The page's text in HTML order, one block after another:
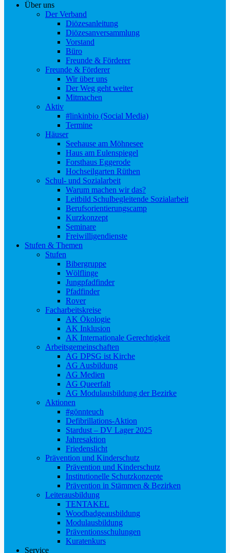
Über uns
Der Verband
Diözesanleitung
Diözesanversammlung
Vorstand
Büro
Freunde & Förderer
Freunde & Förderer
Wir über uns
Der Weg geht weiter
Mitmachen
Aktiv
#linkinbio (Social Media)
Termine
Häuser
Seehause am Möhnesee
Haus am Eulenspiegel
Forsthaus Eggerode
Hochseilgarten Rüthen
Schul- und Sozialarbeit
Warum machen wir das?
Leitbild Schulbegleitende Sozialarbeit
Berufsorientierungscamp
Kurzkonzept
Seminare
Freiwilligendienste
Stufen & Themen
Stufen
Bibergruppe
Wölflinge
Jungpfadfinder
Pfadfinder
Rover
Facharbeitskreise
AK Ökologie
AK Inklusion
AK Internationale Gerechtigkeit
Arbeitsgemeinschaften
AG DPSG ist Kirche
AG Ausbildung
AG Medien
AG Queerfalt
AG Modulausbildung der Bezirke
Aktionen
#gönnteuch
Defibrillations-Aktion
Stardust – DV Lager 2025
Jahresaktion
Friedenslicht
Prävention und Kinderschutz
Prävention und Kinderschutz
Institutionelle Schutzkonzepte
Prävention in Stämmen & Bezirken
Leiterausbildung
TENTAKEL
Woodbadgeausbildung
Modulausbildung
Präventionsschulungen
Kuratenkurs
Service